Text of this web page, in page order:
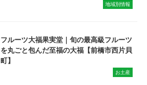
地域別情報
フルーツ大福果実堂｜旬の最高級フルーツ
を丸ごと包んだ至福の大福【前橋市西片貝
町】
お土産